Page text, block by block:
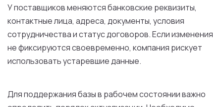
У поставщиков меняются банковские реквизиты,
контактные лица, адреса, документы, условия
сотрудничества и статус договоров. Если изменения
не фиксируются своевременно, компания рискует
использовать устаревшие данные.
Для поддержания базы в рабочем состоянии важно